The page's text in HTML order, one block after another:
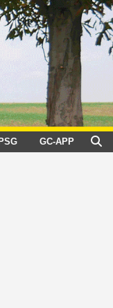
GC-APP